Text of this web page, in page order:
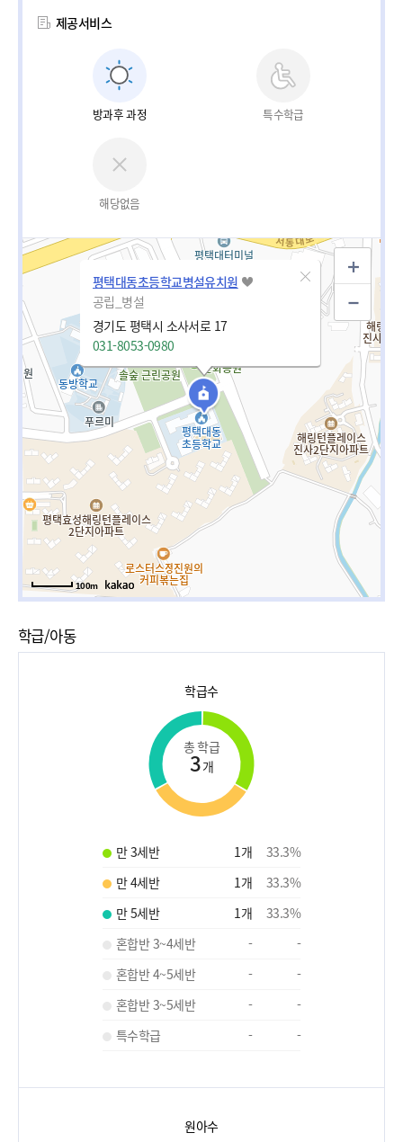
제공서비스
방과후 과정 특수학급
해당없음
평택대동초등학교병설유치원
공립_병설
경기도 평택시 소사서로 17
031-8053-0980
100m
학급/아동
학급수
총 학급
3개
만 3세반 1개 33.3%
만 4세반
1개 33.3%
만 5세반
1개 33.3%
혼합반 3~4세반
-
-
혼합반 4~5세반
-
-
혼합반 3~5세반
-
-
특수학급
- -
원아수